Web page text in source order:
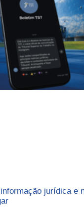
jurídica e